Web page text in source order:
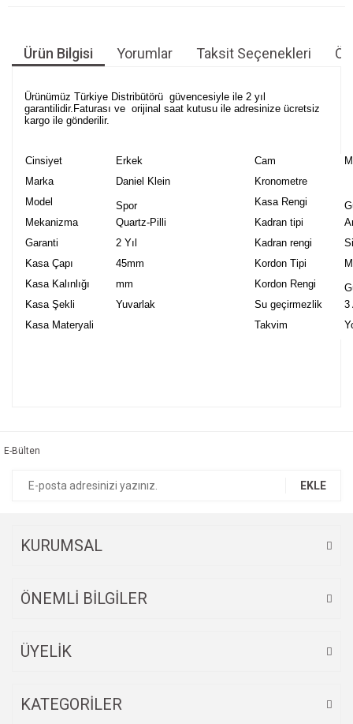
Ürün Bilgisi Yorumlar Taksit Seçenekleri
Ürünümüz Türkiye Distribütörü güvencesiyle ile 2 yıl
garantilidir.Faturası ve orijinal saat kutusu ile adresinize ücretsiz
kargo ile gönderilir.
Cinsiyet Erkek Cam
Marka
Daniel Klein
Kronometre
Model
Spor Kasa Rengi
Mekanizma
Quartz-Pilli Kadran tipi
Garanti
2 Yıl Kadran rengi
Kasa Çapı
45mm Kordon Tipi
Kasa Kalınlığı
mm Kordon Rengi
Kasa Şekli
Yuvarlak Su geçirmezlik
3
Kasa Materyali
Takvim
Ürün fiyatı diğer sitelerden daha pahalı.
E-Bülten
EKLE
KURUMSAL
ÖNEMLİ BİLGİLER
ÜYELİK
KATEGORİLER